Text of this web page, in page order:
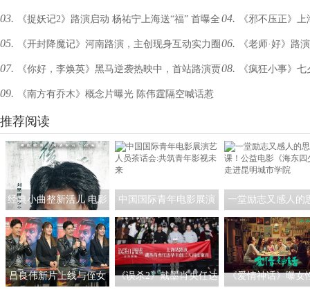
Jessica首度同框CP感爆棚 回事？ 《非凡任务
03. 《捉妖记2》路演启动 杨祐宁上海送“福” 首曝全
阵容海报“张灯结彩”贺新年
04. 《邪不压正》
文导演工作时像“狮
05. 《开封降魔记》河南路演，主创现身互动实力圈
粉
06. 《老师·好》路
宇宙最优秀教师”
07. 《你好，李焕英》黑马逆袭热映中，首站路演贾
玲真诚致谢观众
08. 《疯狂小事》
09. 《南方有乔木》概念片曝光 陈伟霆隔空喊话惹
全场尖叫
推荐阅读
经典小曲整新活儿 电影
《探清水河：重生》角
色海报暗藏时间迷局
中国国际青年电影展演
艺人员茶话会:共筑青年
影视未来
一堂励志又感人的
课！公益电影《海
少》走进昆明城市
吕良伟新片上线与侄女
《误杀2》戴墨肖央任达
《爱情神话》曝女